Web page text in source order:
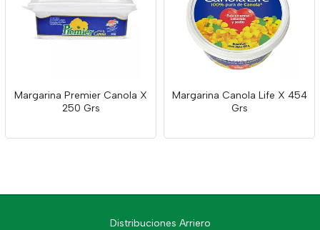
Margarina Premier Canola X
250 Grs
Margarina Canola Life X 454
Grs
Distribuciones Arriero